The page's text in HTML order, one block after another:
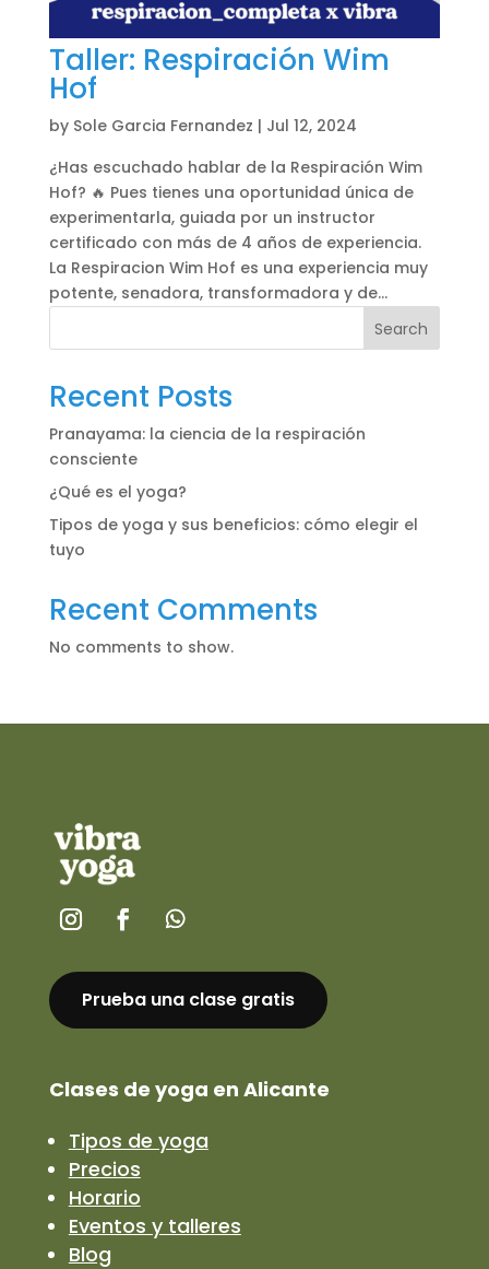
Taller: Respiración Wim
Hof
by Sole Garcia Fernandez | Jul 12, 2024
¿Has escuchado hablar de la Respiración Wim
Hof? 🔥 Pues tienes una oportunidad única de
experimentarla, guiada por un instructor
certificado con más de 4 años de experiencia.
La Respiracion Wim Hof es una experiencia muy
potente, senadora, transformadora y de...
Search
Recent Posts
Pranayama: la ciencia de la respiración
consciente
¿Qué es el yoga?
Tipos de yoga y sus beneficios: cómo elegir el
tuyo
Recent Comments
No comments to show.
Prueba una clase gratis
Clases de yoga en Alicante
Tipos de yoga
Precios
Horario
Eventos y talleres
Blog